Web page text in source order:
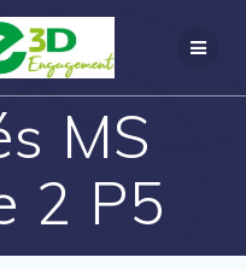
MS
2 P5